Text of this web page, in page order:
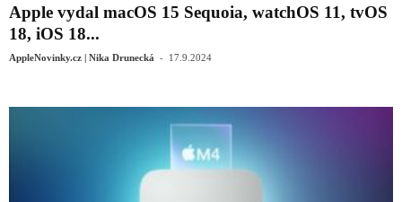
Apple vydal macOS 15 Sequoia, watchOS 11, tvOS
18, iOS 18...
AppleNovinky.cz | Nika Drunecká - 17.9.2024